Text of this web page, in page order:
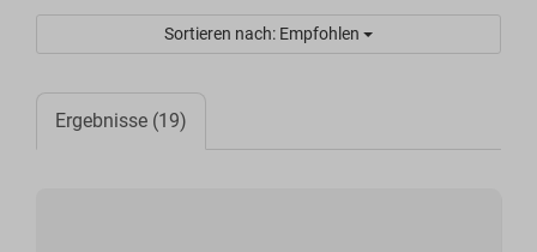
Sortieren nach: Empfohlen
Ergebnisse (19)